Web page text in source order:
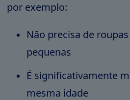
por exemplo:
Não precisa de
pequenas
É significativamente
mesma idade